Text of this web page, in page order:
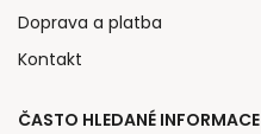
Doprava a platba
Kontakt
ČASTO HLEDANÉ INFORMACE